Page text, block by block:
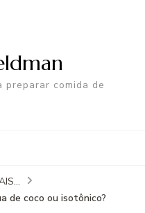
preparar comida de
de coco ou isotônico?